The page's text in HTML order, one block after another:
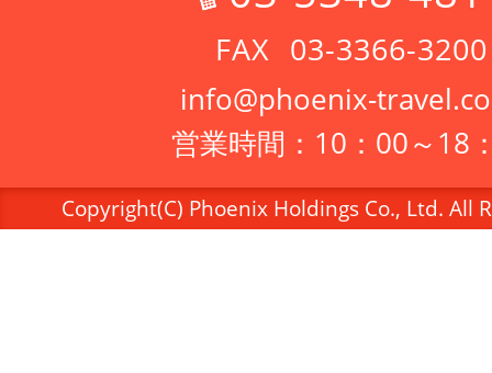
03-3366-3200
info@phoenix-
営業時間：10：00～18
Copyright(C) Phoenix Holdings Co., Ltd. All